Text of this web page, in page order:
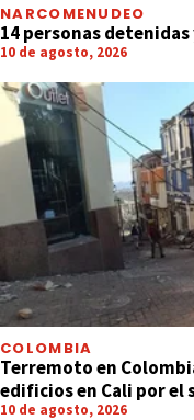
NARCOMENUDEO
14 personas
10 de agosto, 2026
COLOMBIA
Terremoto en
edificios en Cali por el
10 de agosto, 2026